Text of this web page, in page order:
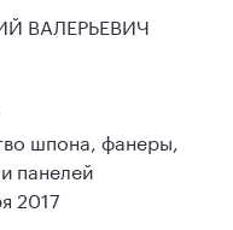
ВАЛЕРЬЕВИЧ
шпона, фанеры,
панелей
2017